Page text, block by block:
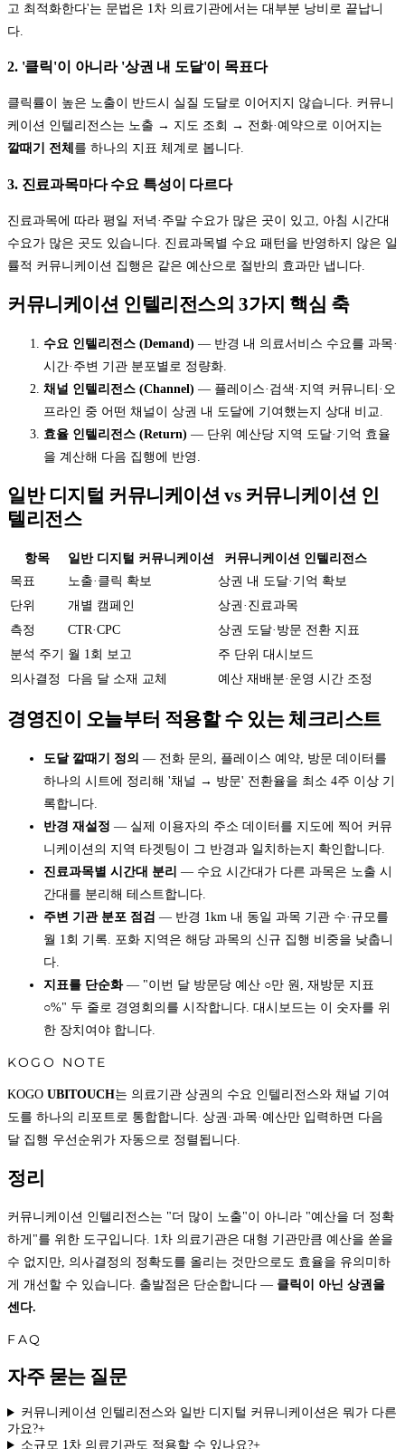
고 최적화한다'는 문법은 1차 의료기관에서는 대부분 낭비로 끝납니
다.
2. '클릭'이 아니라 '상권 내 도달'이 목표다
클릭률이 높은 노출이 반드시 실질 도달로 이어지지 않습니다. 커뮤니
케이션 인텔리전스는 노출 → 지도 조회 → 전화·예약으로 이어지는
깔때기 전체 를 하나의 지표 체계로 봅니다.
3. 진료과목마다 수요 특성이 다르다
진료과목에 따라 평일 저녁·주말 수요가 많은 곳이 있고, 아침 시간대
수요가 많은 곳도 있습니다. 진료과목별 수요 패턴을 반영하지 않은 일
률적 커뮤니케이션 집행은 같은 예산으로 절반의 효과만 냅니다.
커뮤니케이션 인텔리전스의 3가지 핵심 축
수요 인텔리전스 (Demand) — 반경 내 의료서비스 수요를 과목·
시간·주변 기관 분포별로 정량화.
채널 인텔리전스 (Channel) — 플레이스·검색·지역 커뮤니티·오
프라인 중 어떤 채널이 상권 내 도달에 기여했는지 상대 비교.
효율 인텔리전스 (Return) — 단위 예산당 지역 도달·기억 효율
을 계산해 다음 집행에 반영.
일반 디지털 커뮤니케이션 vs 커뮤니케이션 인
텔리전스
항목 일반 디지털 커뮤니케이션 커뮤니케이션 인텔리전스
목표 노출·클릭 확보
상권 내 도달·기억 확보
단위
개별 캠페인
상권·진료과목
측정
CTR·CPC
상권 도달·방문 전환 지표
분석 주기
월 1회 보고
주 단위 대시보드
의사결정
다음 달 소재 교체 예산 재배분·운영 시간 조정
경영진이 오늘부터 적용할 수 있는 체크리스트
도달 깔때기 정의 — 전화 문의, 플레이스 예약, 방문 데이터를
하나의 시트에 정리해 '채널 → 방문' 전환율을 최소 4주 이상 기
록합니다.
반경 재설정 — 실제 이용자의 주소 데이터를 지도에 찍어 커뮤
니케이션의 지역 타겟팅이 그 반경과 일치하는지 확인합니다.
진료과목별 시간대 분리 — 수요 시간대가 다른 과목은 노출 시
간대를 분리해 테스트합니다.
주변 기관 분포 점검 — 반경 1km 내 동일 과목 기관 수·규모를
월 1회 기록. 포화 지역은 해당 과목의 신규 집행 비중을 낮춥니
다.
지표를 단순화— "이번 달 방문당 예산 ○만 원, 재방문 지표
○%" 두 줄로 경영회의를 시작합니다. 대시보드는 이 숫자를 위
한 장치여야 합니다.
KOGO NOTE
KOGO UBITOUCH는 의료기관 상권의 수요 인텔리전스와 채널 기여
도를 하나의 리포트로 통합합니다. 상권·과목·예산만 입력하면 다음
달 집행 우선순위가 자동으로 정렬됩니다.
정리
커뮤니케이션 인텔리전스는 "더 많이 노출"이 아니라 "예산을 더 정확
하게"를 위한 도구입니다. 1차 의료기관은 대형 기관만큼 예산을 쏟을
수 없지만, 의사결정의 정확도를 올리는 것만으로도 효율을 유의미하
게 개선할 수 있습니다. 출발점은 단순합니다 — 클릭이 아닌 상권을
센다.
FAQ
자주 묻는 질문
커뮤니케이션 인텔리전스와 일반 디지털 커뮤니케이션은 뭐가 다른
가요?+
소규모 1차 의료기관도 적용할 수 있나요?+